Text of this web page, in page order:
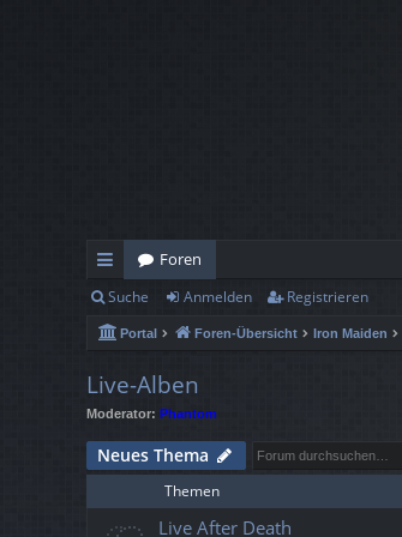
ch
ne
llz
ug
rif
Foren
Suche Anmelden Registrieren
Portal Foren-Übersicht Iron Maiden
Live-Alben
Moderator: Phantom
Neues Thema
Themen
Live After Death